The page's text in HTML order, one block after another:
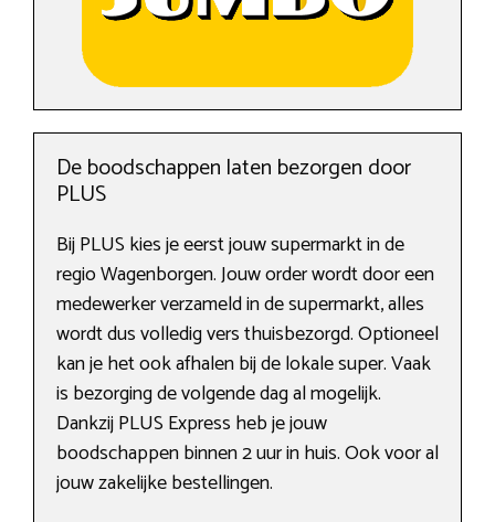
De boodschappen laten bezorgen door
PLUS
Bij PLUS kies je eerst jouw supermarkt in de
regio Wagenborgen. Jouw order wordt door een
medewerker verzameld in de supermarkt, alles
wordt dus volledig vers thuisbezorgd. Optioneel
kan je het ook afhalen bij de lokale super. Vaak
is bezorging de volgende dag al mogelijk.
Dankzij PLUS Express heb je jouw
boodschappen binnen 2 uur in huis. Ook voor al
jouw zakelijke bestellingen.